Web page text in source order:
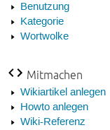
Benutzung
Kategorie
Wortwolke
Mitmachen
Wikiartikel anlegen
Howto anlegen
Wiki-Referenz